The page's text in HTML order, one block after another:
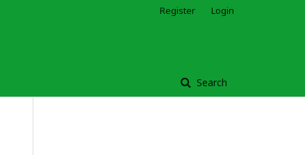
Search
Register Login